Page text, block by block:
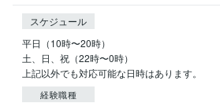
スケジュール
平日（10時〜20時）
土、日、祝（22時〜0時）
上記以外でも対応可能な日時はあります。
経験職種